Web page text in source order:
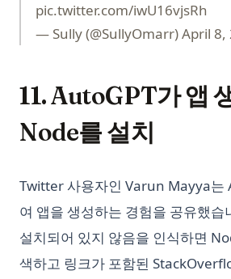
pic.twitter.com/iwU16vjsRh
— Sully (@SullyOmarr)April 8,
11. AutoGPT가 앱
Node를 설치
Twitter 사용자인 Varun Mayya는
여 앱을 생성하는 경험을 공유했
설치되어 있지 않음을 인식하면
색하고 링크가 포함된